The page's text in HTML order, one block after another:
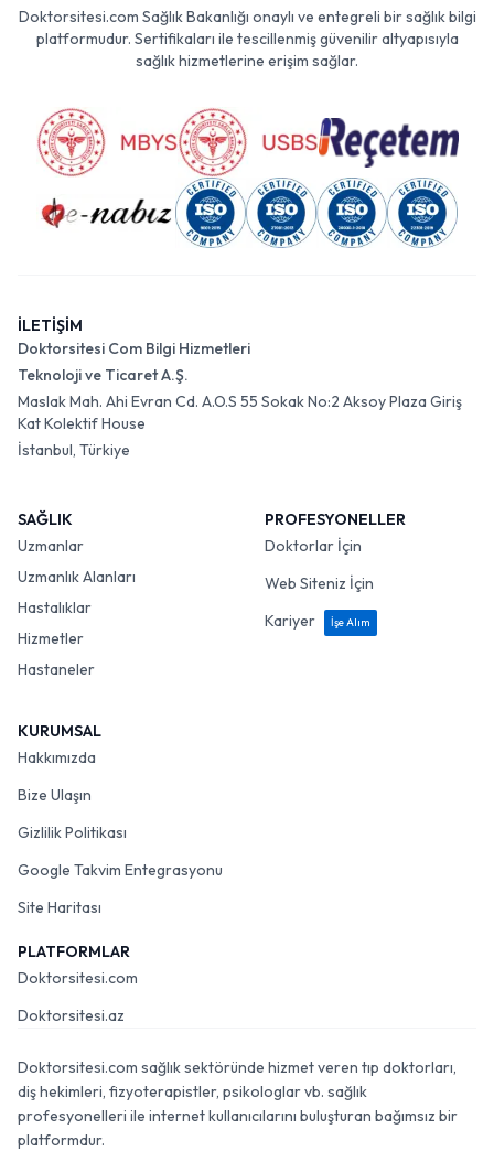
Doktorsitesi.com Sağlık Bakanlığı onaylı ve entegreli bir sağlık bilgi
platformudur. Sertifikaları ile tescillenmiş güvenilir altyapısıyla
sağlık hizmetlerine erişim sağlar.
İLETİŞİM
Doktorsitesi Com Bilgi Hizmetleri
Teknoloji ve Ticaret A.Ş.
Maslak Mah. Ahi Evran Cd. A.O.S 55 Sokak No:2 Aksoy Plaza Giriş
Kat Kolektif House
İstanbul, Türkiye
SAĞLIK
Uzmanlar
Uzmanlık Alanları
Hastalıklar
Hizmetler
Hastaneler
PROFESYONELLER
Doktorlar İçin
Web Siteniz İçin
Kariyer
İşe Alım
KURUMSAL
Hakkımızda
Bize Ulaşın
Gizlilik Politikası
Google Takvim Entegrasyonu
Site Haritası
PLATFORMLAR
Doktorsitesi.com
Doktorsitesi.az
Doktorsitesi.com sağlık sektöründe hizmet veren tıp doktorları,
diş hekimleri, fizyoterapistler, psikologlar vb. sağlık
profesyonelleri ile internet kullanıcılarını buluşturan bağımsız bir
platformdur.